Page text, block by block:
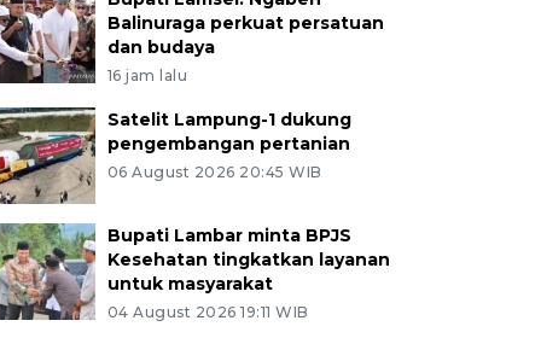
Balinuraga perkuat persatuan
dan budaya
16 jam lalu
Satelit Lampung-1 dukung
pengembangan pertanian
06 August 2026 20:45 WIB
Bupati Lambar minta BPJS
Kesehatan tingkatkan layanan
untuk masyarakat
04 August 2026 19:11 WIB